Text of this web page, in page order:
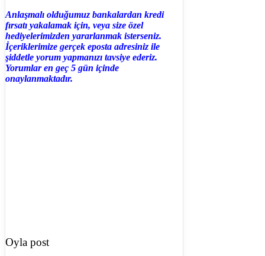
Anlaşmalı olduğumuz bankalardan kredi
fırsatı yakalamak için, veya size özel
hediyelerimizden yararlanmak isterseniz.
İçeriklerimize gerçek eposta adresiniz ile
şiddetle yorum yapmanızı tavsiye ederiz.
Yorumlar en geç 5 gün içinde
onaylanmaktadır.
Oyla post